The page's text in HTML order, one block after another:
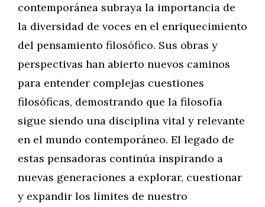
contemporánea subraya la importancia de
la diversidad de voces en el enriquecimiento
del pensamiento filosófico. Sus obras y
perspectivas han abierto nuevos caminos
para entender complejas cuestiones
filosóficas, demostrando que la filosofía
sigue siendo una disciplina vital y relevante
en el mundo contemporáneo. El legado de
estas pensadoras continúa inspirando a
nuevas generaciones a explorar, cuestionar
y expandir los límites de nuestro